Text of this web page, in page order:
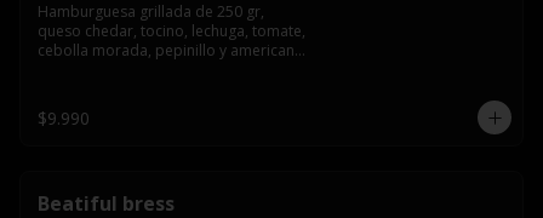
Hamburguesa grillada de 250 gr,
queso chedar, tocino, lechuga, tomate,
cebolla morada, pepinillo y american
$9.990
Beatiful bress